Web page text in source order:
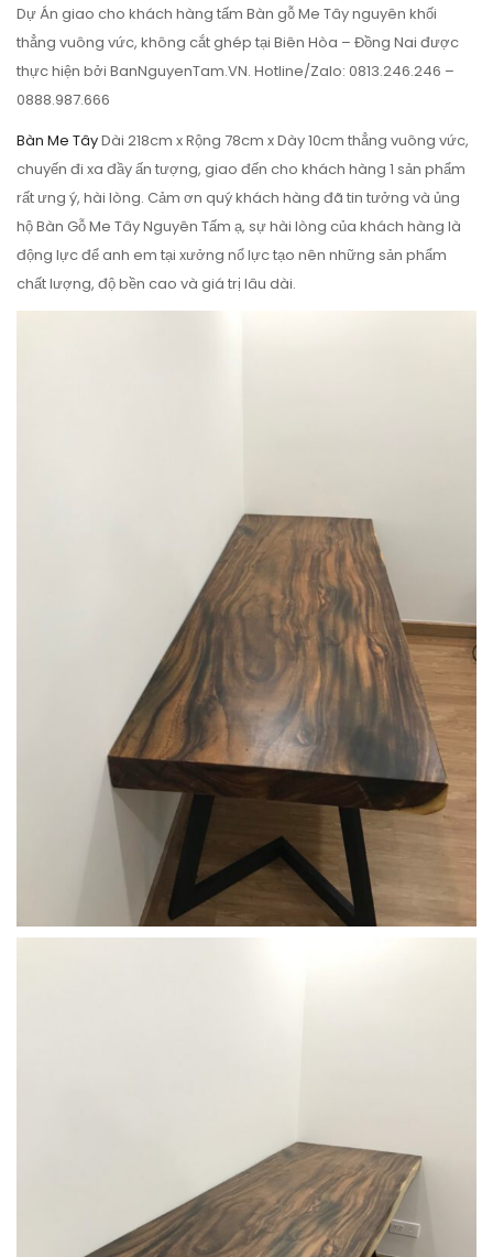
Dự Án giao cho khách hàng tấm Bàn gỗ Me Tây nguyên khối
thẳng vuông vức, không cắt ghép tại Biên Hòa – Đồng Nai được
thực hiện bởi BanNguyenTam.VN. Hotline/Zalo: 0813.246.246 –
0888.987.666
Bàn Me TâyDài 218cm x Rộng 78cm x Dày 10cm thẳng vuông vức,
chuyến đi xa đầy ấn tượng, giao đến cho khách hàng 1 sản phẩm
rất ưng ý, hài lòng. Cảm ơn quý khách hàng đã tin tưởng và ủng
hộ Bàn Gỗ Me Tây Nguyên Tấm ạ, sự hài lòng của khách hàng là
động lực để anh em tại xưởng nổ lực tạo nên những sản phẩm
chất lượng, độ bền cao và giá trị lâu dài.